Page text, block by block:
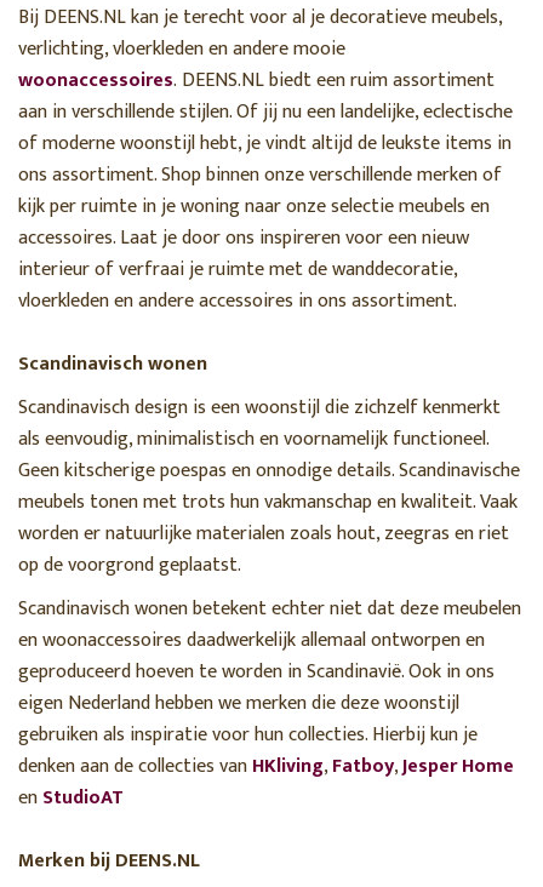
Bij DEENS.NL kan je terecht voor al je decoratieve meubels,
verlichting, vloerkleden en andere mooie
woonaccessoires. DEENS.NL biedt een ruim assortiment
aan in verschillende stijlen. Of jij nu een landelijke, eclectische
of moderne woonstijl hebt, je vindt altijd de leukste items in
ons assortiment. Shop binnen onze verschillende merken of
kijk per ruimte in je woning naar onze selectie meubels en
accessoires. Laat je door ons inspireren voor een nieuw
interieur of verfraai je ruimte met de wanddecoratie,
vloerkleden en andere accessoires in ons assortiment.
Scandinavisch wonen
Scandinavisch design is een woonstijl die zichzelf kenmerkt
als eenvoudig, minimalistisch en voornamelijk functioneel.
Geen kitscherige poespas en onnodige details. Scandinavische
meubels tonen met trots hun vakmanschap en kwaliteit. Vaak
worden er natuurlijke materialen zoals hout, zeegras en riet
op de voorgrond geplaatst.
Scandinavisch wonen betekent echter niet dat deze meubelen
en woonaccessoires daadwerkelijk allemaal ontworpen en
geproduceerd hoeven te worden in Scandinavië. Ook in ons
eigen Nederland hebben we merken die deze woonstijl
gebruiken als inspiratie voor hun collecties. Hierbij kun je
denken aan de collecties vanHKliving,Fatboy,Jesper Home
enStudioAT
Merken bij DEENS.NL